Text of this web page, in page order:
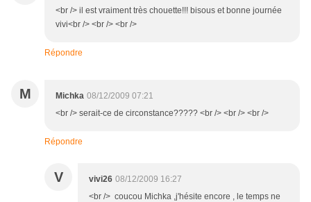
<br /> il est vraiment très chouette!!! bisous et bonne journée
vivi<br /> <br /> <br />
Répondre
M Michka 08/12/2009 07:21
<br /> serait-ce de circonstance????? <br /> <br /> <br />
Répondre
V vivi26 08/12/2009 16:27
<br /> coucou Michka ,j'hésite encore , le temps ne